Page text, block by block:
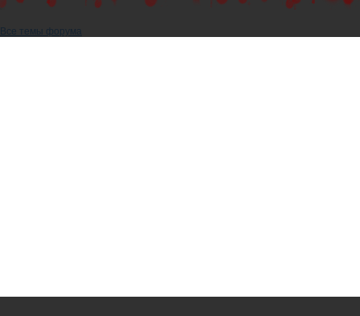
Все темы форума